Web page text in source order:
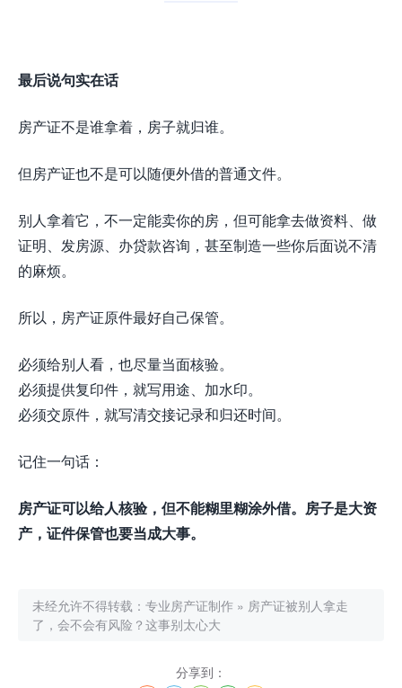
最后说句实在话
房产证不是谁拿着，房子就归谁。
但房产证也不是可以随便外借的普通文件。
别人拿着它，不一定能卖你的房，但可能拿去做资料、做
证明、发房源、办贷款咨询，甚至制造一些你后面说不清
的麻烦。
所以，房产证原件最好自己保管。
必须给别人看，也尽量当面核验。
必须提供复印件，就写用途、加水印。
必须交原件，就写清交接记录和归还时间。
记住一句话：
房产证可以给人核验，但不能糊里糊涂外借。房子是大资
产，证件保管也要当成大事。
未经允许不得转载： 专业房产证制作 » 房产证被别人拿走
了，会不会有风险？这事别太心大
分享到：